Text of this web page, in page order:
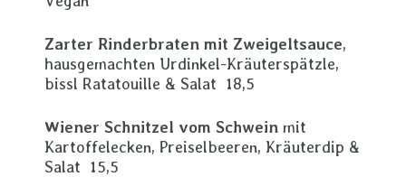
Zarter Rinderbraten mit Zweigeltsauce,
hausgemachten Urdinkel-Kräuterspätzle,
bissl Ratatouille & Salat 18,5
Wiener Schnitzel vom Schwein mit
Kartoffelecken, Preiselbeeren, Kräuterdip &
Salat 15,5